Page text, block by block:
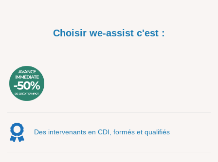
Choisir we-assist c'est :
Des intervenants en CDI, formés et qualifiés